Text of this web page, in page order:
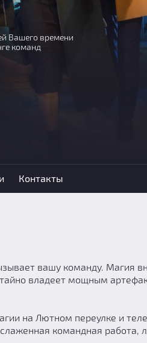
Вашего времени
команд
Контакты
вашу команду. Магия
владеет мощным
на Лютном переулке и
командная работа,